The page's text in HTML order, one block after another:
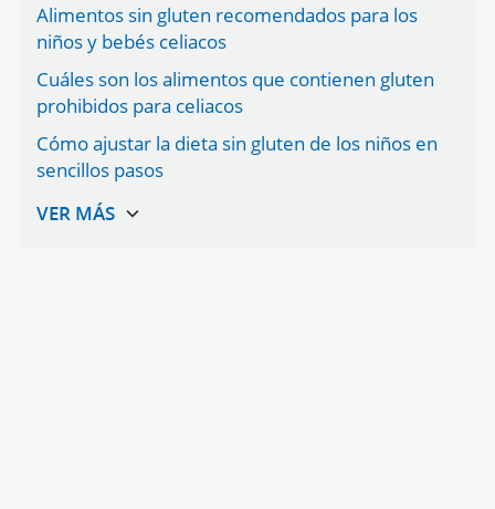
Alimentos sin gluten recomendados para los
niños y bebés celiacos
Cuáles son los alimentos que contienen gluten
prohibidos para celiacos
Cómo ajustar la dieta sin gluten de los niños en
sencillos pasos